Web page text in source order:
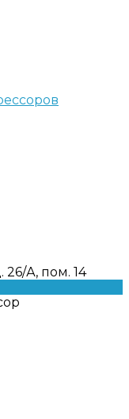
26/А, пом. 14